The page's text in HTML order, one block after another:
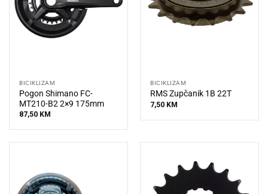
BICIKLIZAM
Pogon Shimano FC-
MT210-B2 2×9 175mm
87,50 KM
BICIKLIZAM
RMS Zupčanik 1B 22T
7,50 KM